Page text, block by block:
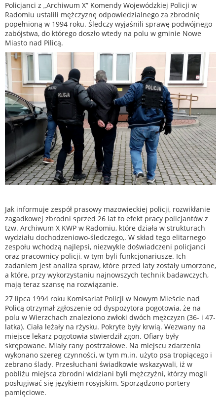
Policjanci z „Archiwum X” Komendy Wojewódzkiej Policji w
Radomiu ustalili mężczyznę odpowiedzialnego za zbrodnię
popełnioną w 1994 roku. Śledczy wyjaśnili sprawę podwójnego
zabójstwa, do którego doszło wtedy na polu w gminie Nowe
Miasto nad Pilicą.
Jak informuje zespół prasowy mazowieckiej policji, rozwikłanie
zagadkowej zbrodni sprzed 26 lat to efekt pracy policjantów z
tzw. Archiwum X KWP w Radomiu, które działa w strukturach
wydziału dochodzeniowo-śledczego,. W skład tego elitarnego
zespołu wchodzą najlepsi, niezwykle doświadczeni policjanci
oraz pracownicy policji, w tym byli funkcjonariusze. Ich
zadaniem jest analiza spraw, które przed laty zostały umorzone,
a które, przy wykorzystaniu najnowszych technik badawczych,
mają teraz szansę na rozwiązanie.
27 lipca 1994 roku Komisariat Policji w Nowym Mieście nad
Policą otrzymał zgłoszenie od dyspozytora pogotowia, że na
polu w Wierzchach znaleziono zwłoki dwóch mężczyzn (36- i 47-
latka). Ciała leżały na rżysku. Pokryte były krwią. Wezwany na
miejsce lekarz pogotowia stwierdził zgon. Ofiary były
skrępowane. Miały rany postrzałowe. Na miejscu zdarzenia
wykonano szereg czynności, w tym m.in. użyto psa tropiącego i
zebrano ślady. Przesłuchani świadkowie wskazywali, iż w
pobliżu miejsca zbrodni widziani byli mężczyźni, którzy mogli
posługiwać się językiem rosyjskim. Sporządzono portery
pamięciowe.